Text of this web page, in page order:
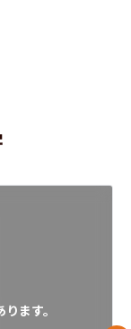
ます。